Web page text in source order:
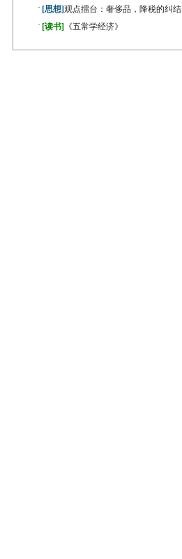
· [思想]观点擂台：奢侈品，降税的纠结
· [读书] 《五常学经济》